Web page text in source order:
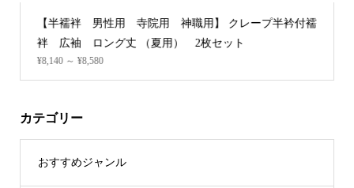
【半襦袢 男性用 寺院用 神職用】 クレープ半衿付襦
袢 広袖 ロング丈 （夏用） 2枚セット
¥8,140 ～ ¥8,580
カテゴリー
おすすめジャンル